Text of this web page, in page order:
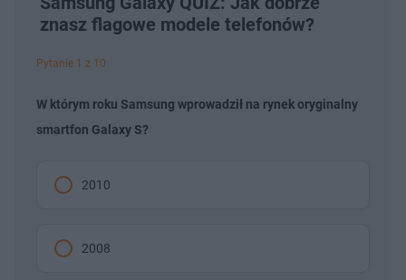
znasz flagowe modele telefonów?
Pytanie 1 z 10
W którym roku Samsung wprowadził na rynek oryginalny
smartfon Galaxy S?
2010
2008